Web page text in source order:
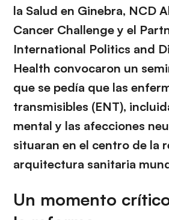
la Salud en Ginebra, NCD
Cancer Challenge y el
International Politics and
Health convocaron un
que se pedía que las
transmisibles (ENT),
mental y las afecciones
situaran en el centro de la
arquitectura sanitaria
Un momento